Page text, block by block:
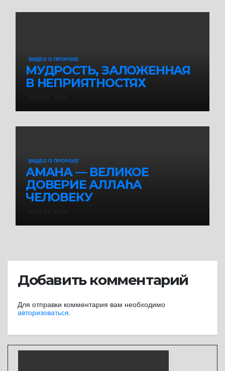
ВИДЕО О ПРОРОКЕ
МУДРОСТЬ, ЗАЛОЖЕННАЯ
В НЕПРИЯТНОСТЯХ
ВИДЕО О ПРОРОКЕ
АМАНА — ВЕЛИКОЕ
ДОВЕРИЕ АЛЛАhА
ЧЕЛОВЕКУ
Добавить комментарий
Для отправки комментария вам необходимо
авторизоваться